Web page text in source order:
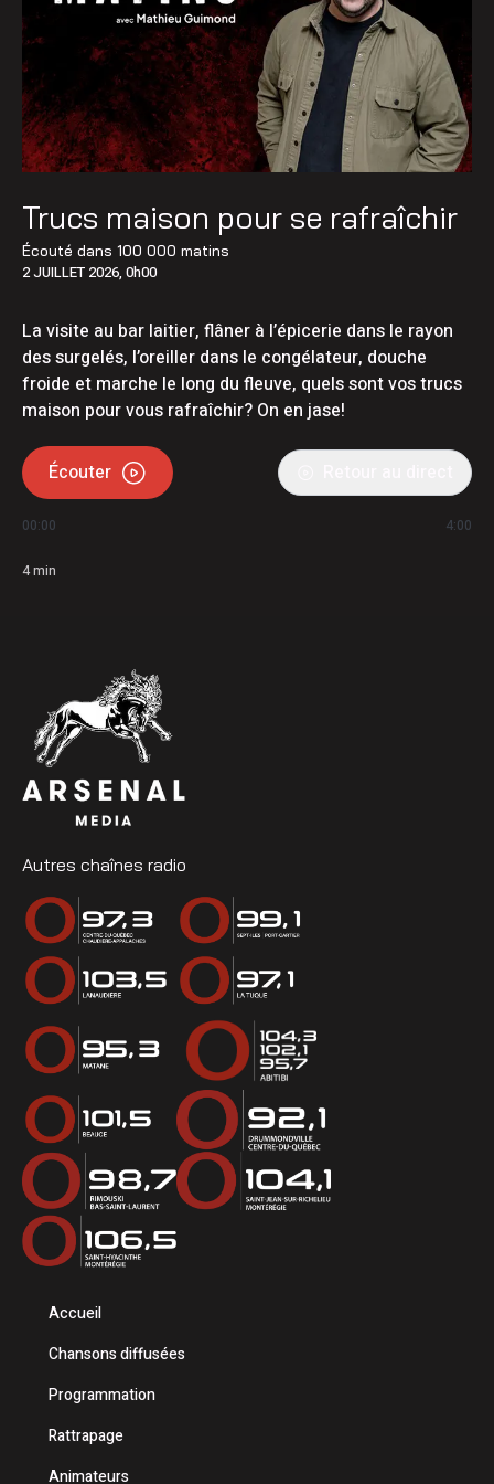
Trucs maison pour se rafraîchir
Écouté dans 100 000 matins
2 JUILLET 2026, 0h00
La visite au bar laitier, flâner à l’épicerie dans le rayon
des surgelés, l’oreiller dans le congélateur, douche
froide et marche le long du fleuve, quels sont vos trucs
maison pour vous rafraîchir? On en jase!
Écouter
00:00 4:00
4min
Autres chaînes radio
Accueil
Chansons diffusées
Programmation
Rattrapage
Animateurs